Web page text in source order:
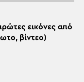
εικόνες από
βίντεο)